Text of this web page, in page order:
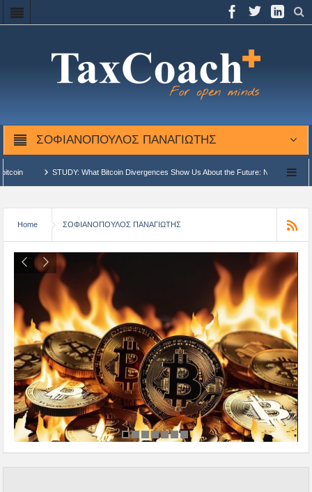
ΣΟΦΙΑΝΟΠΟΥΛΟΣ ΠΑΝΑΓΙΩΤΗΣ
What Bitcoin Divergences Show Us About the Future: New Highs or Bear Market?
Home ΣΟΦΙΑΝΟΠΟΥΛΟΣ ΠΑΝΑΓΙΩΤΗΣ